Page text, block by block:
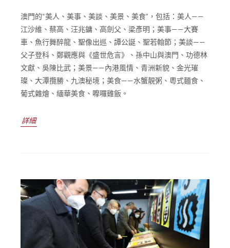
澳門的“美人、美事、美談、美景、美食”，包括：美人——
江沙維、蔡高、汪兆鏞、高劍父、梁彥明；美事——大賽
車、魚行舞醉龍、聖像出巡、譚公誕、聖若翰節；美談——
父子登科、鄭觀應與《盛世危言》、孫中山與澳門、功德林
文獻、吳陳比武；美景——內港風情、青洲新貌、金光璀
璨、大潭攬勝、九澳秘境；美食——水蟹靚粥、粵式麵食、
葡式雜燴、緬華美食、嚤囉雞飯。
詳細